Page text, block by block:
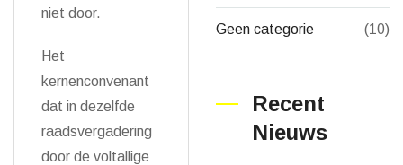
niet door.
Het
kernenconvenant
dat in dezelfde
raadsvergadering
door de voltallige
Geen categorie (10)
Recent
Nieuws